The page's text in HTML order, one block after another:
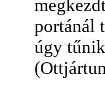
portánál
úgy